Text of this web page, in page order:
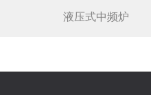
液压式中频炉